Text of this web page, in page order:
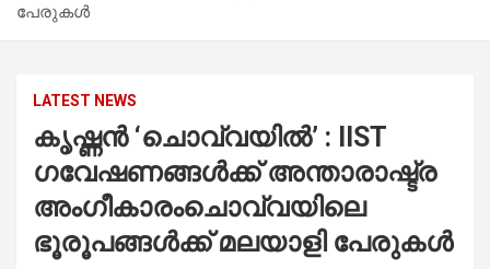
പേരുകൾ
LATEST NEWS
കൃഷ്ണൻ ‘ചൊവ്വയിൽ’ : IIST
ഗവേഷണങ്ങൾക്ക് അന്താരാഷ്ട്ര
അംഗീകാരംചൊവ്വയിലെ
ഭൂരൂപങ്ങൾക്ക് മലയാളി പേരുകൾ